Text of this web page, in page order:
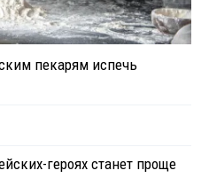
пекарям испечь
героях станет проще